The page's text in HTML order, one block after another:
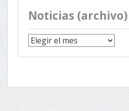
Noticias (archivo)
Noticias
(archivo)